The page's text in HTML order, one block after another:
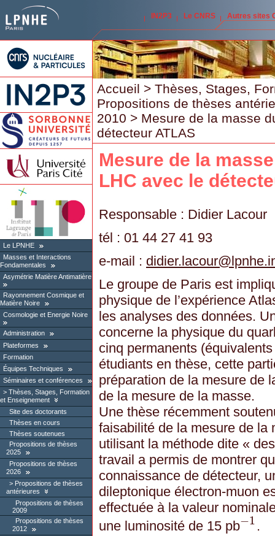
IN2P3 Le CNRS Autres sites
Le LPNHE
Masses et Interactions
Fondamentales
Asymétrie Matière Antimatière
Rayonnement Cosmique et
Matière Noire
Cosmologie et Energie Noire
Administration
Plateformes
Formation
Équipes Techniques
Séminaires et conférences
Thèses, Stages, Formation
et Enseignement
Site des doctorants
Thèses en cours
Thèses soutenues
Propositions de thèses
2025
Propositions de thèses
2026
Propositions de thèses
antérieures
Propositions de thèses
2009
Propositions de thèses
2012
Accueil > Thèses, Stages,
Propositions de thèses
2010 > Mesure de la masse
détecteur ATLAS
Mesure de la
LHC avec le
Responsable : Didier Lacour
tél : 01 44 27 41 93
e-mail : didier.lacour@
Le groupe de Paris est
physique de l’expérience
les analyses des données.
concerne la physique du
cinq permanents
étudiants en thèse, cette
préparation de la mesure de
de la mesure de la masse.
Une thèse récemment
faisabilité de la mesure de la
utilisant la méthode dite «
travail a permis de montrer
connaissance de détecteur,
dileptonique électron-muon
effectuée à la valeur
une luminosité de 15 pb−1 .